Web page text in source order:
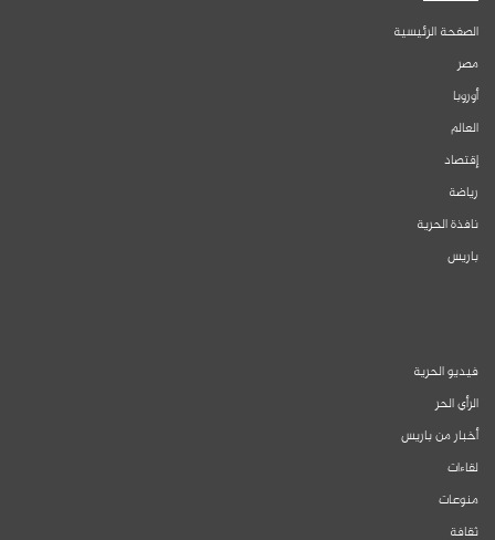
الصفحة الرئيسية
مصر
أوروبا
العالم
إقتصاد
رياضة
نافذة الحرية
باريس
فيديو الحرية
الرأي الحر
أخبار من باريس
لقاءات
منوعات
ثقافة